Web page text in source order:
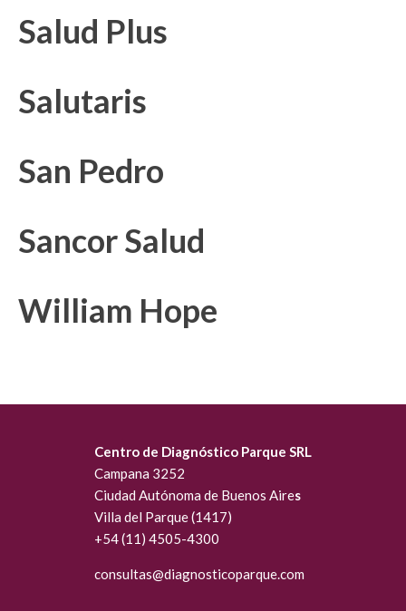
Salud Plus
Salutaris
San Pedro
Sancor Salud
William Hope
Centro de Diagnóstico Parque SRL
Campana 3252
Ciudad Autónoma de Buenos Aires
Villa del Parque (1417)
+54 (11) 4505-4300
consultas@diagnosticoparque.com